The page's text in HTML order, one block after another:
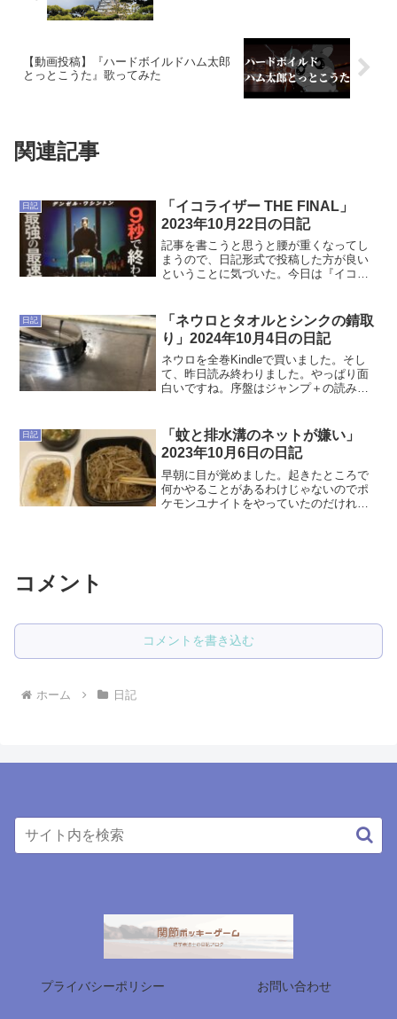
【動画投稿】『ハードボイルドハム太郎
とっとこうた』歌ってみた
関連記事
日記
「イコライザー THE FINAL」
2023年10月22日の日記
記事を書こうと思うと腰が重くなってし
まうので、日記形式で投稿した方が良い
ということに気づいた。今日は『イコラ
ては勧善懲悪なストーリーで、悪いこと
してるやつらを...
日記
「ネウロとタオルとシンクの錆取
り」2024年10月4日の日記
ネウロを全巻Kindleで買いました。そし
て、昨日読み終わりました。やっぱり面
白いですね。序盤はジャンプ＋の読み放
全然わかっていなかったので、知れて良
かったです。松井...
日記
「蚊と排水溝のネットが嫌い」
2023年10月6日の日記
早朝に目が覚めました。起きたところで
何かやることがあるわけじゃないのでポ
ケモンユナイトをやっていたのだけれ
コメント
コメントを書き込む
ホーム 日記
プライバシーポリシー お問い合わせ